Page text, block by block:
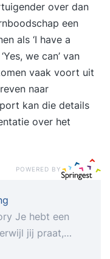
over dan
een
als ‘I have a
we can’ van
vaak voort uit
naar
kan die details
over het
POWERED BY
Je hebt een
jij praat,
naar hun